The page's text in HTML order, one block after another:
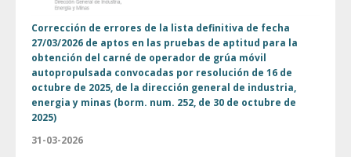
Corrección de errores de la lista definitiva de fecha
27/03/2026 de aptos en las pruebas de aptitud para la
obtención del carné de operador de grúa móvil
autopropulsada convocadas por resolución de 16 de
octubre de 2025, de la dirección general de industria,
energia y minas (borm. num. 252, de 30 de octubre de
2025)
31-03-2026